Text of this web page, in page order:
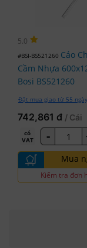
5.0
#BSI-BS521260 Cảo
Cầm Nhựa
Bosi BS521260
Đặt mua giao từ 55 ngày
742,861 đ / Cái
có
VAT
-
Mua
Kiểm tra đơn